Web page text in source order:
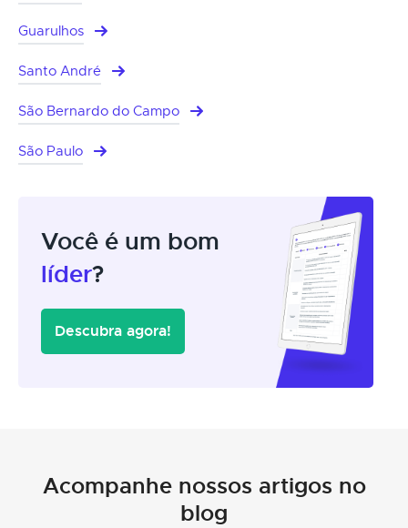
Guarulhos
Santo André
São Bernardo do Campo
São Paulo
Você é um bom
líder?
Descubra agora!
Acompanhe nossos artigos no
blog